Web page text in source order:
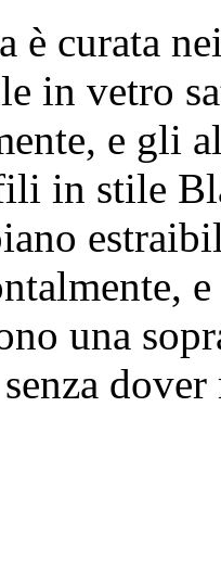
è curata
in vetro
e gli
in stile
una